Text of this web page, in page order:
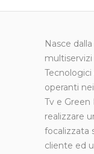
Nasce
operanti
Tv e Green
realizzare
focalizzata
cliente ed